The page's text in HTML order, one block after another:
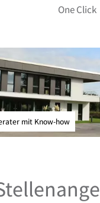
One Click
mit Know-how